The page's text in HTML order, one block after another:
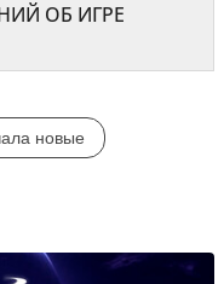
ОБ ИГРЕ
новые